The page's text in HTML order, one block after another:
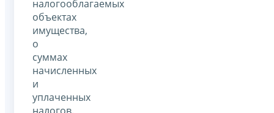
налогооблагаемых
объектах
имущества,
о
суммах
начисленных
и
уплаченных
налогов,